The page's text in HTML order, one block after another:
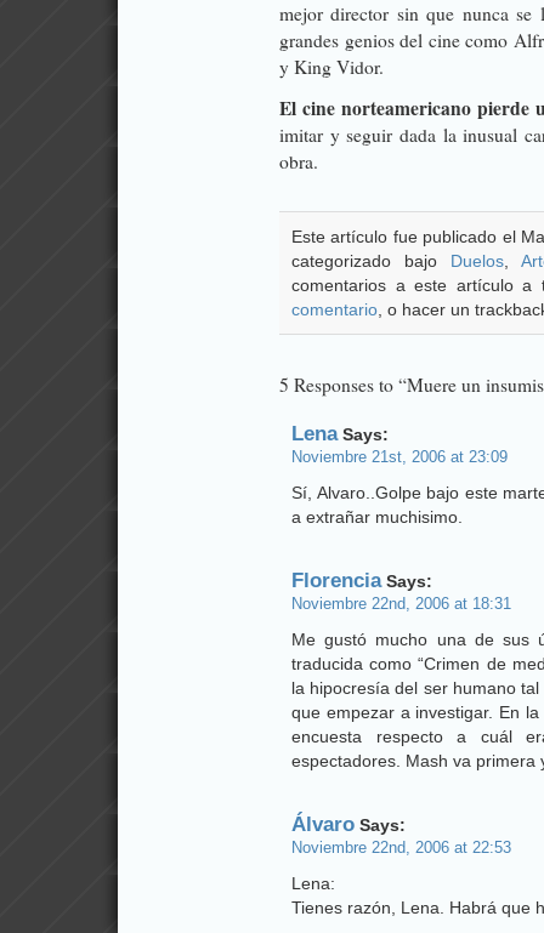
mejor director sin que nunca
grandes genios del cine como
y King Vidor.
El cine norteamericano pierde
imitar y seguir dada la inusual
obra.
Este artículo fue publicado el
categorizado bajo Duelos
comentarios a este artículo
comentario , o hacer un
5 Responses to “Muere un
LenaSays:
Noviembre 21st, 2006 at 23:09
Sí, Alvaro..Golpe bajo este
a extrañar muchisimo.
FlorenciaSays:
Noviembre 22nd, 2006 at 18:31
Me gustó mucho una de sus
traducida como “Crimen de
la hipocresía del ser humano
que empezar a investigar. En
encuesta respecto a cuál
espectadores. Mash va primera
Álvaro Says:
Noviembre 22nd, 2006 at 22:53
Lena:
Tienes razón, Lena. Habrá que